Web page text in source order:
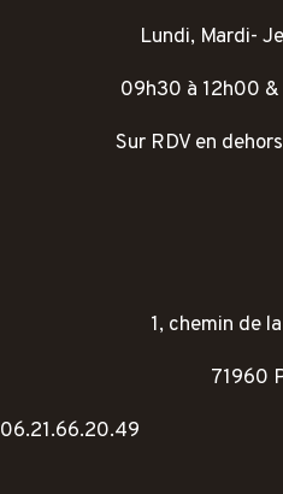
Lundi, Mardi-
09h30 à 12h00
Sur RDV en
1, chemin de
71960
06.21.66.20.49